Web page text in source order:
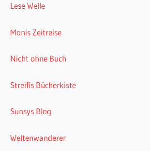
Lese Welle
Monis Zeitreise
Nicht ohne Buch
Streifis Bücherkiste
Sunsys Blog
Weltenwanderer